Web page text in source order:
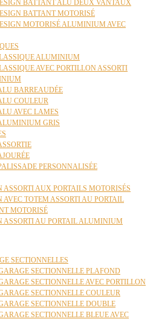
BATTANT ALU DEUX VANTAUX
BATTANT MOTORISÉ
MOTORISÉ ALUMINIUM AVEC
ALUMINIUM
AVEC PORTILLON ASSORTI
BARREAUDÉE
COULEUR
AVEC LAMES
GRIS
PERSONNALISÉE
ASSORTI AUX PORTAILS MOTORISÉS
AVEC TOTEM ASSORTI AU PORTAIL
MOTORISÉ
ASSORTI AU PORTAIL ALUMINIUM
SECTIONNELLES
SECTIONNELLE PLAFOND
SECTIONNELLE AVEC PORTILLON
SECTIONNELLE COULEUR
SECTIONNELLE DOUBLE
SECTIONNELLE BLEUE AVEC